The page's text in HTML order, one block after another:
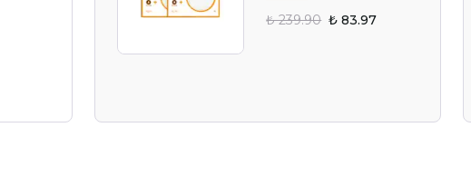
₺ 239.90 ₺ 83.97